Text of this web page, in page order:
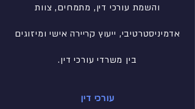
והשמת עורכי דין, מתמחים, צוות
אדמיניסטרטיבי, ייעוץ קריירה אישי ומיזוגים
בין משרדי עורכי דין.
עורכי דין